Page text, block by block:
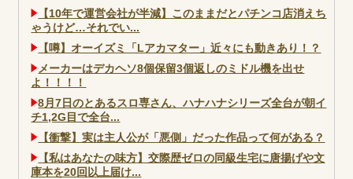
【10年で運営会社が半減】このままだとパチンコ店消えち
ゃうけど…それでい...
【噂】オーイズミ「Lアカマター」近々にも動きあり！？
メーカーはデカヘソ8個保留3個返しのミドル機を出せ
よ！！！！
8月7日のとあるスロ専さん、ハナハナシリーズ全台が朝イ
チ1,2G目で全台...
【衝撃】実は主人公が「悪側」だった作品って何がある？
【私はあなたの味方】交際歴ゼロの同級生宅に唐揚げや文
庫本を20回以上届け...